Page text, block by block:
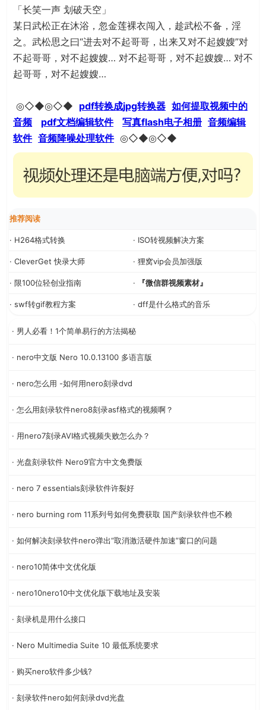
「长笑一声 划破天空」
某日武松正在沐浴，忽金莲裸衣闯入，趁武松不备，淫
之。武松思之曰“进去对不起哥哥，出来又对不起嫂嫂”对
不起哥哥，对不起嫂嫂… 对不起哥哥，对不起嫂嫂… 对不
起哥哥，对不起嫂嫂…
◎◇◆◎◇◆ pdf转换成jpg转换器 如何提取视频中的
音频
pdf文档编辑软件 写真flash电子相册 音频编辑
软件 音频降噪处理软件◎◇◆◎◇◆
推荐阅读
· H264格式转换 · ISO转视频解决方案
· CleverGet 快录大师 · 狸窝vip会员加强版
· 限100位轻创业指南 · 『微信群视频素材』
· swf转gif教程方案 · dff是什么格式的音乐
· 男人必看！1个简单易行的方法揭秘
· nero中文版 Nero 10.0.13100 多语言版
· nero怎么用 -如何用nero刻录dvd
· 怎么用刻录软件nero8刻录asf格式的视频啊？
· 用nero7刻录AVI格式视频失败怎么办？
· 光盘刻录软件 Nero9官方中文免费版
· nero 7 essentials刻录软件许裂好
· nero burning rom 11系列号如何免费获取 国产刻录软件也不赖
· 如何解决刻录软件nero弹出“取消激活硬件加速”窗口的问题
· nero10简体中文优化版
· nero10nero10中文优化版下载地址及安装
· 刻录机是用什么接口
· Nero Multimedia Suite 10 最低系统要求
· 购买nero软件多少钱?
· 刻录软件nero如何刻录dvd光盘